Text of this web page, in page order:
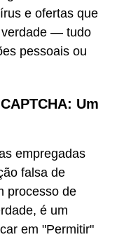
e ofertas que
verdade — tudo
pessoais ou
Um
empregadas
falsa de
processo de
é um
em "Permitir"